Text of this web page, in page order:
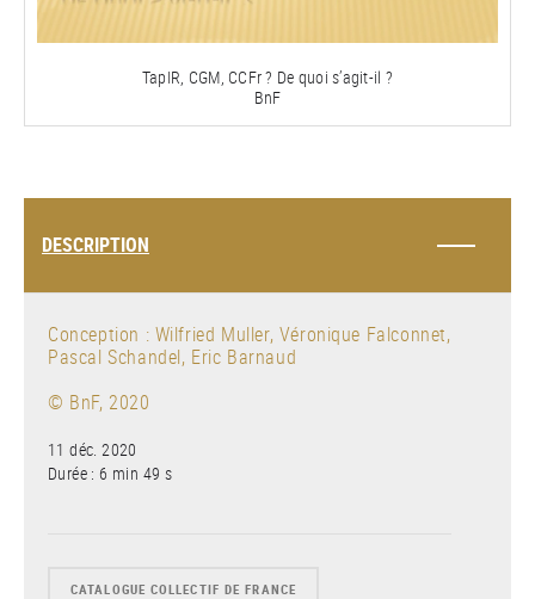
TapIR, CGM, CCFr ? De quoi s’agit-il ?
BnF
DESCRIPTION
Conception : Wilfried Muller, Véronique Falconnet,
Pascal Schandel, Eric Barnaud
© BnF, 2020
11 déc. 2020
Durée : 6 min 49 s
CATALOGUE COLLECTIF DE FRANCE